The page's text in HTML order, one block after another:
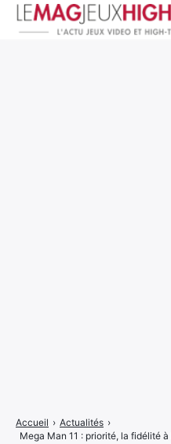
Accueil › Actualités ›
Mega Man 11 : priorité, la fidélité à